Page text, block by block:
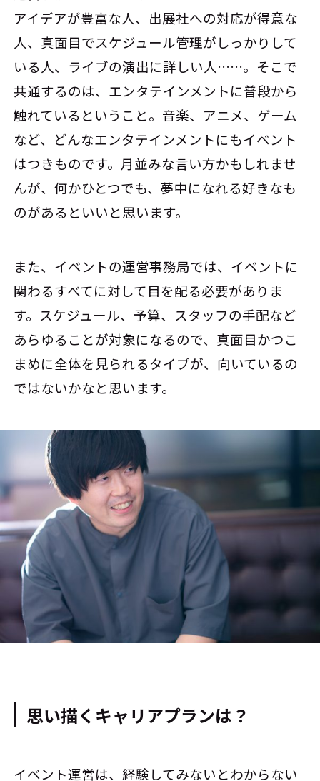
アイデアが豊富な人、出展社への対応が得意な
人、真面目でスケジュール管理がしっかりして
いる人、ライブの演出に詳しい人……。そこで
共通するのは、エンタテインメントに普段から
触れているということ。音楽、アニメ、ゲーム
など、どんなエンタテインメントにもイベント
はつきものです。月並みな言い方かもしれませ
んが、何かひとつでも、夢中になれる好きなも
のがあるといいと思います。
また、イベントの運営事務局では、イベントに
関わるすべてに対して目を配る必要がありま
す。スケジュール、予算、スタッフの手配など
あらゆることが対象になるので、真面目かつこ
まめに全体を見られるタイプが、向いているの
ではないかなと思います。
思い描くキャリアプランは？
イベント運営は、経験してみないとわからない